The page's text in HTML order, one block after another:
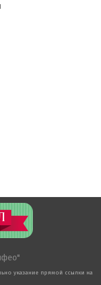
карандаши
для мороженого
принтере
печать
учителя
влюбленных
Майнкрафт
указание прямой ссылки на